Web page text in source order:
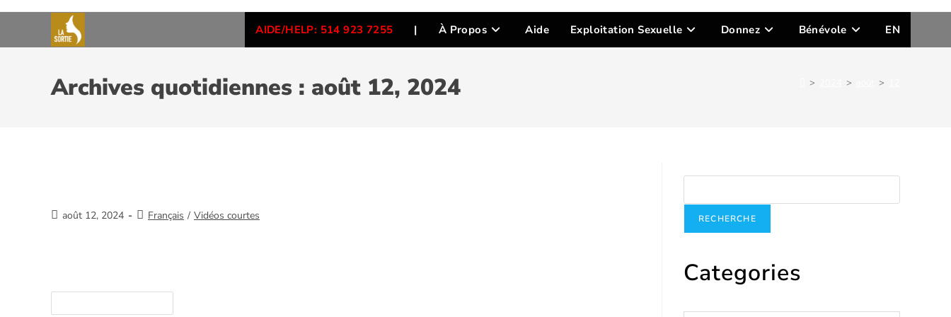
AIDE/HELP: 514 923 7255 | À Propos Aide Exploitation Sexuelle Donnez Bénévole EN
Archives quotidiennes : août 12, 2024 > > >
août 12, 2024 Français / Vidéos courtes RECHERCHE
Categories